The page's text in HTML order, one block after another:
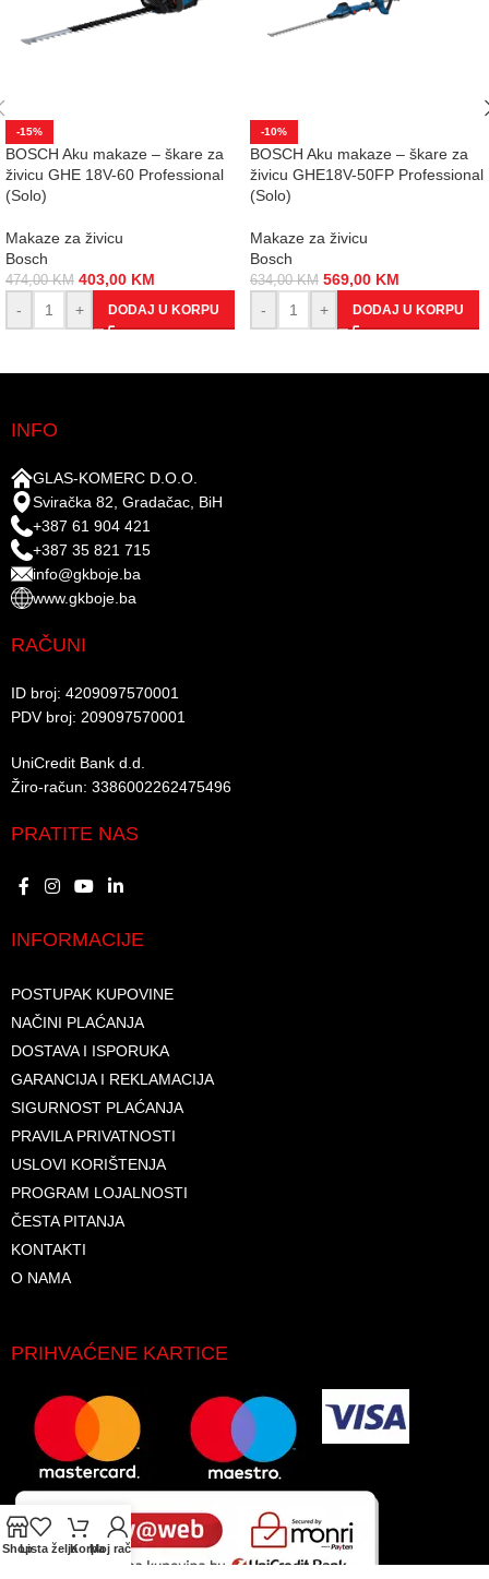
-15%
BOSCH Aku makaze – škare za
živicu GHE 18V-60 Professional
(Solo)
Makaze za živicu
Bosch
474,00KM 403,00 KM
-
+ DODAJ U KORPU
-10%
BOSCH Aku makaze – škare za
živicu GHE18V-50FP Professional
(Solo)
Makaze za živicu
Bosch
634,00KM 569,00 KM
-
+ DODAJ U KORPU
INFO
GLAS-KOMERC D.O.O.
Sviračka 82, Gradačac, BiH
+387 61 904 421
+387 35 821 715
info@gkboje.ba
www.gkboje.ba
RAČUNI
ID broj: 4209097570001​
PDV broj: 209097570001 ​
UniCredit Bank d.d.​
Žiro-račun: 3386002262475496​​
PRATITE NAS
INFORMACIJE
POSTUPAK KUPOVINE
NAČINI PLAĆANJA
DOSTAVA I ISPORUKA
GARANCIJA I REKLAMACIJA
SIGURNOST PLAĆANJA
PRAVILA PRIVATNOSTI
USLOVI KORIŠTENJA
PROGRAM LOJALNOSTI
ČESTA PITANJA
KONTAKTI
O NAMA
PRIHVAĆENE KARTICE
ShopLista željaKorpaMoj račun